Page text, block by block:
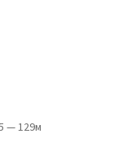
— 129м